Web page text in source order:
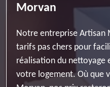
Morvan
Notre entreprise Artisan
tarifs pas chers pour
réalisation du nettoyage
votre logement. Où que